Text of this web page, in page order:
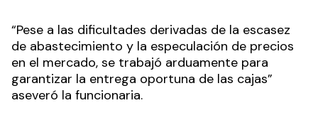
“Pese a las dificultades derivadas de la escasez
de abastecimiento y la especulación de precios
en el mercado, se trabajó arduamente para
garantizar la entrega oportuna de las cajas”
aseveró la funcionaria.